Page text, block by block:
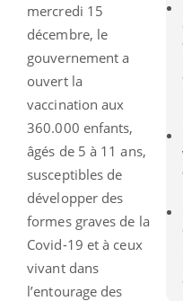
mercredi 15
décembre, le
gouvernement a
ouvert la
vaccination aux
360.000 enfants,
âgés de 5 à 11 ans,
susceptibles de
développer des
formes graves de la
Covid-19 et à ceux
vivant dans
l’entourage des